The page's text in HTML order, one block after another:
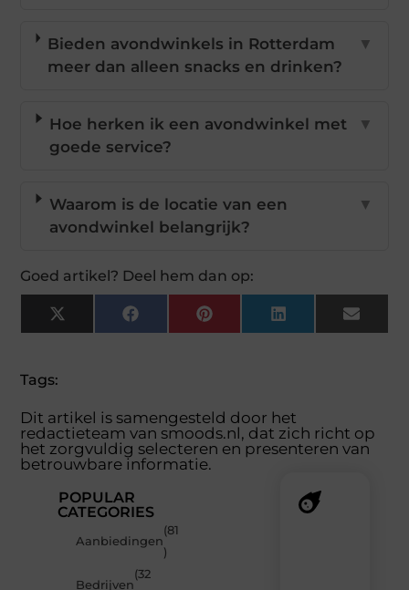
Bieden avondwinkels in Rotterdam
meer dan alleen snacks en drinken?
▼
Hoe herken ik een avondwinkel met
goede service?
▼
Waarom is de locatie van een
avondwinkel belangrijk?
▼
Goed artikel? Deel hem dan op:
X
(Twitter)
FacebookPinterestLinkedInEmail
Tags:
Dit artikel is samengesteld door het
redactieteam van smoods.nl, dat zich richt op
het zorgvuldig selecteren en presenteren van
betrouwbare informatie.
POPULAR
CATEGORIES
Aanbiedingen
(81
)
Bedrijven
(32